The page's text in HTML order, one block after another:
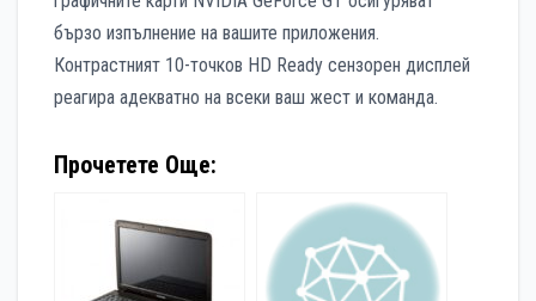
бързо изпълнение на вашите приложения.
Контрастният 10-точков HD Ready сензорен дисплей
реагира адекватно на всеки ваш жест и команда.
Прочетете Още: